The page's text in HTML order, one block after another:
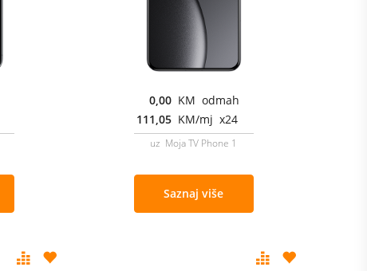
0,00 KM odmah
111,05 KM/mj x24
uz Moja TV Phone 1
Saznaj više